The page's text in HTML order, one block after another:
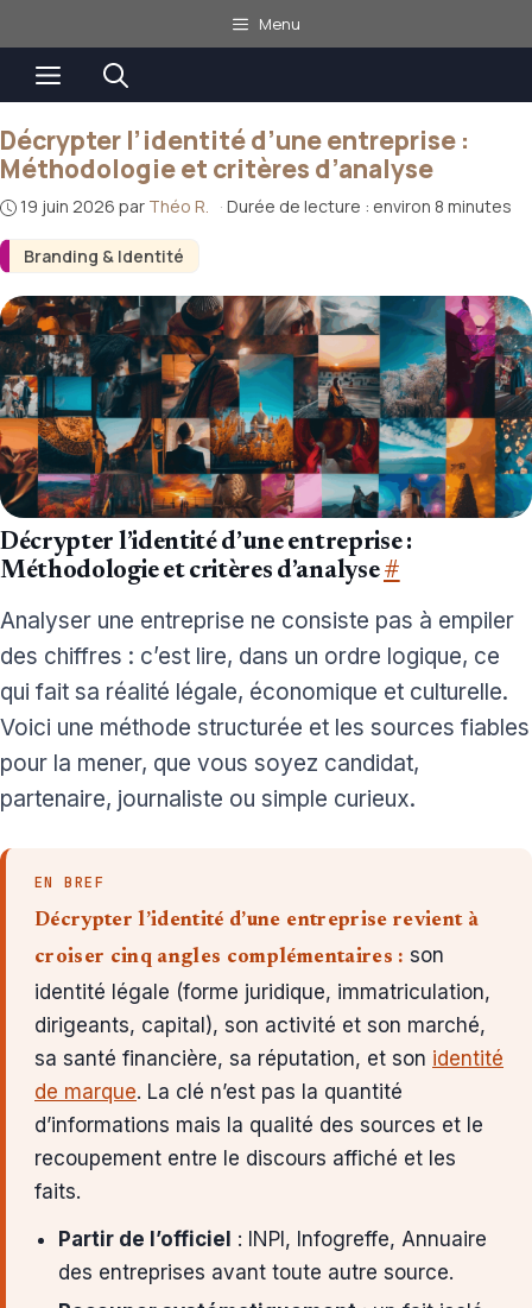
au
contenu
Menu
Menu
Branding & Identité
Décrypter l’identité d’une entreprise :
Méthodologie et critères d’analyse
19 juin 2026 par Théo R. · Durée de lecture : environ 8 minutes
Décrypter l’identité d’une entreprise :
Méthodologie et critères d’analyse#
Analyser une entreprise ne consiste pas à empiler
des chiffres : c’est lire, dans un ordre logique, ce
qui fait sa réalité légale, économique et culturelle.
Voici une méthode structurée et les sources fiables
pour la mener, que vous soyez candidat,
partenaire, journaliste ou simple curieux.
EN BREF
Décrypter l’identité d’une entreprise revient à
croiser cinq angles complémentaires : son
identité légale (forme juridique, immatriculation,
dirigeants, capital), son activité et son marché,
sa santé financière, sa réputation, et son identité
de marque. La clé n’est pas la quantité
d’informations mais la qualité des sources et le
recoupement entre le discours affiché et les
faits.
Partir de l’officiel : INPI, Infogreffe, Annuaire
des entreprises avant toute autre source.